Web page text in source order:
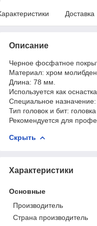
Доставка
Описание
Черное фосфатное
Материал: хром
Длина: 78 мм.
Используется как
Специальное
Тип головок и бит:
Рекомендуется для
Скрыть
Характеристики
Основные
Производитель
Страна производитель